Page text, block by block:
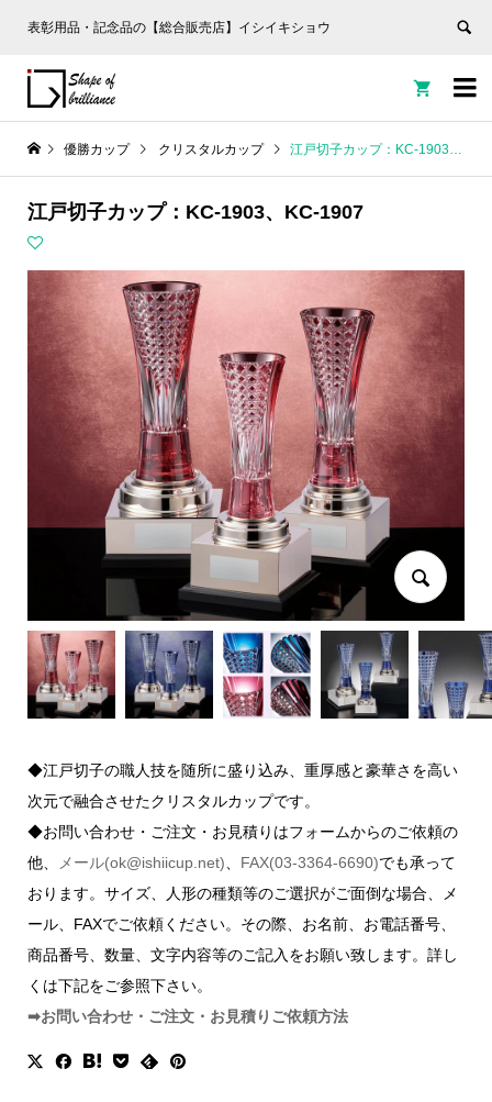
表彰用品・記念品の【総合販売店】イシイキショウ


優勝カップ クリスタルカップ 江戸切子カップ：KC-1903、KC-1907
江戸切子カップ：KC-1903、KC-1907
◆江戸切子の職人技を随所に盛り込み、重厚感と豪華さを高い
次元で融合させたクリスタルカップです。
◆お問い合わせ・ご注文・お見積りはフォームからのご依頼の
他、
メール(ok@ishiicup.net) FAX(03-3364-6690)でも承って
おります。サイズ、人形の種類等のご選択がご面倒な場合、メ
ール、FAXでご依頼ください。その際、お名前、お電話番号、
商品番号、数量、文字内容等のご記入をお願い致します。詳し
くは下記をご参照下さい。
➡お問い合わせ・ご注文・お見積りご依頼方法